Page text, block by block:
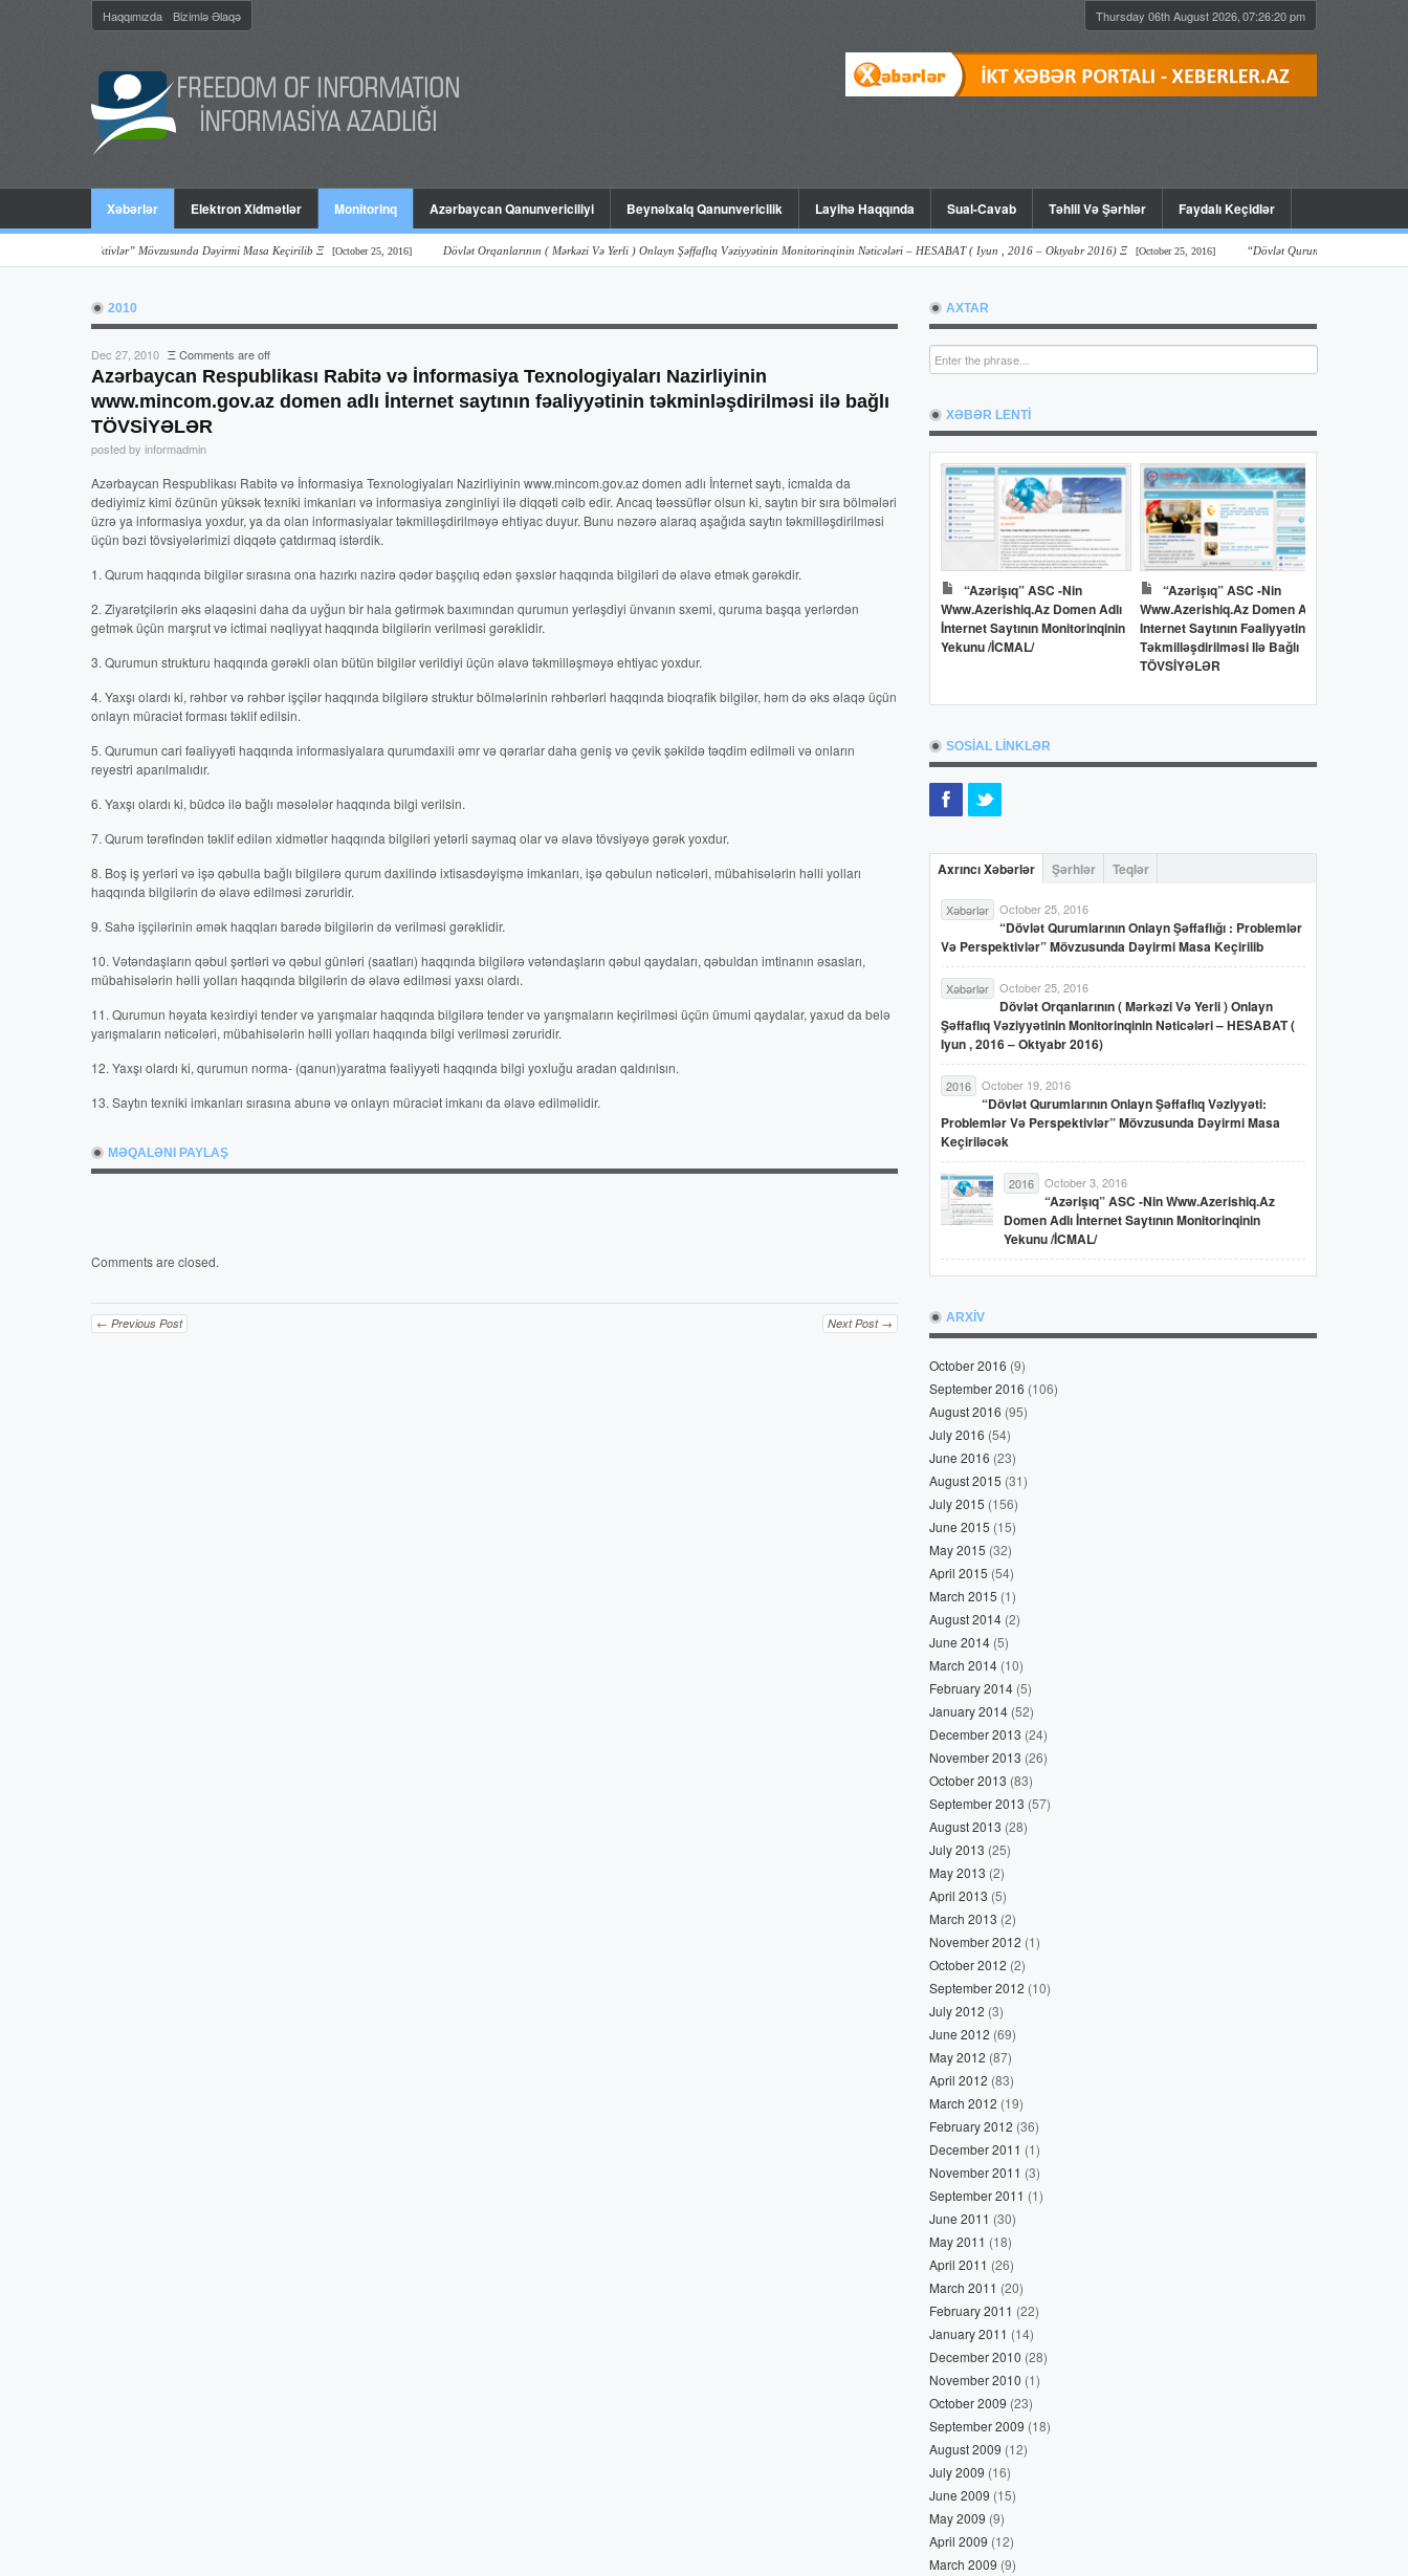
Haqqımızda Bizimlə Əlaqə Thursday 06th August 2026, 07:26:21 pm
Xəbərlər Elektron Xidmətlər Monitorinq Azərbaycan Qanunvericiliyi Beynəlxalq Qanunvericilik Layihə Haqqında Sual-Cavab Təhlil Və Şərhlər Faydalı Keçidlər
Perspektivlər” Mövzusunda Dəyirmi Masa Keçirilib Ξ [October 25, 2016] Dövlət Orqanlarının ( Mərkəzi Və Yerli ) Onlayn Şəffaflıq Vəziyyətinin Monitorinqinin Nəticələri – HESABAT ( Iyun , 2016 – Oktyabr 2016) Ξ [October 25, 2016] “Dövlət Qurumlarının Onlayn Şəffaflıq
2010
Dec 27, 2010 ΞComments are off
Azərbaycan Respublikası Rabitə və İnformasiya Texnologiyaları Nazirliyinin
www.mincom.gov.az domen adlı İnternet saytının fəaliyyətinin təkminləşdirilməsi ilə bağlı
TÖVSİYƏLƏR
posted by informadmin
Azərbaycan Respublikası Rabitə və İnformasiya Texnologiyaları Nazirliyinin www.mincom.gov.az domen adlı İnternet saytı, icmalda da
dediyimiz kimi özünün yüksək texniki imkanları və informasiya zənginliyi ilə diqqəti cəlb edir. Ancaq təəssüflər olsun ki, saytın bir sıra bölmələri
üzrə ya informasiya yoxdur, ya da olan informasiyalar təkmilləşdirilməyə ehtiyac duyur. Bunu nəzərə alaraq aşağıda saytın təkmilləşdirilməsi
üçün bəzi tövsiyələrimizi diqqətə çatdırmaq istərdik.
1. Qurum haqqında bilgilər sırasına ona hazırkı nazirə qədər başçılıq edən şəxslər haqqında bilgiləri də əlavə etmək gərəkdir.
2. Ziyarətçilərin əks əlaqəsini daha da uyğun bir hala gətirmək baxımından qurumun yerləşdiyi ünvanın sxemi, quruma başqa yerlərdən
getmək üçün marşrut və ictimai nəqliyyat haqqında bilgilərin verilməsi gərəklidir.
3. Qurumun strukturu haqqında gərəkli olan bütün bilgilər verildiyi üçün əlavə təkmilləşməyə ehtiyac yoxdur.
4. Yaxşı olardı ki, rəhbər və rəhbər işçilər haqqında bilgilərə struktur bölmələrinin rəhbərləri haqqında bioqrafik bilgilər, həm də əks əlaqə üçün
onlayn müraciət forması təklif edilsin.
5. Qurumun cari fəaliyyəti haqqında informasiyalara qurumdaxili əmr və qərarlar daha geniş və çevik şəkildə təqdim edilməli və onların
reyestri aparılmalıdır.
6. Yaxşı olardı ki, büdcə ilə bağlı məsələlər haqqında bilgi verilsin.
7. Qurum tərəfindən təklif edilən xidmətlər haqqında bilgiləri yetərli saymaq olar və əlavə tövsiyəyə gərək yoxdur.
8. Boş iş yerləri və işə qəbulla bağlı bilgilərə qurum daxilində ixtisasdəyişmə imkanları, işə qəbulun nəticələri, mübahisələrin həlli yolları
haqqında bilgilərin də əlavə edilməsi zəruridir.
9. Sahə işçilərinin əmək haqqları barədə bilgilərin də verilməsi gərəklidir.
10. Vətəndaşların qəbul şərtləri və qəbul günləri (saatları) haqqında bilgilərə vətəndaşların qəbul qaydaları, qəbuldan imtinanın əsasları,
mübahisələrin həlli yolları haqqında bilgilərin də əlavə edilməsi yaxsı olardı.
11. Qurumun həyata keзirdiyi tender və yarışmalar haqqında bilgilərə tender və yarışmaların keçirilməsi üçün ümumi qaydalar, yaxud da belə
yarışmaların nəticələri, mübahisələrin həlli yolları haqqında bilgi verilməsi zəruridir.
12. Yaxşı olardı ki, qurumun norma- (qanun)yaratma fəaliyyəti haqqında bilgi yoxluğu aradan qaldırılsın.
13. Saytın texniki imkanları sırasına abunə və onlayn müraciət imkanı da əlavə edilməlidir.
MƏQALƏNI PAYLAŞ
Comments are closed.
← Previous Post Next Post →
AXTAR
XƏBƏR LENTİ
“Azərişıq” ASC -nin
Www.azerishiq.az Domen Adlı
İnternet Saytının Monitorinqinin
Yekunu /İCMAL/
“Azərişıq” ASC -nin
Www.azerishiq.az Domen Adlı
Internet Saytının Fəaliyyətinin
Təkmilləşdirilməsi Ilə Bağlı
TÖVSİYƏLƏR
SOSİAL LİNKLƏR
Axrıncı Xəbərlər Şərhlər Teqlər
Xəbərlər October 25, 2016
“Dövlət Qurumlarının Onlayn Şəffaflığı : Problemlər
Və Perspektivlər” Mövzusunda Dəyirmi Masa Keçirilib
Xəbərlər October 25, 2016
Dövlət Orqanlarının ( Mərkəzi Və Yerli ) Onlayn
Şəffaflıq Vəziyyətinin Monitorinqinin Nəticələri – HESABAT (
Iyun , 2016 – Oktyabr 2016)
2016 October 19, 2016
“Dövlət Qurumlarının Onlayn Şəffaflıq Vəziyyəti:
Problemlər Və Perspektivlər” Mövzusunda Dəyirmi Masa
Keçiriləcək
2016 October 3, 2016
“Azərişıq” ASC -nin Www.azerishiq.az
Domen Adlı İnternet Saytının Monitorinqinin
Yekunu /İCMAL/
ARXİV
October 2016 (9)
September 2016 (106)
August 2016 (95)
July 2016 (54)
June 2016 (23)
August 2015 (31)
July 2015 (156)
June 2015 (15)
May 2015 (32)
April 2015 (54)
March 2015 (1)
August 2014 (2)
June 2014 (5)
March 2014 (10)
February 2014 (5)
January 2014 (52)
December 2013 (24)
November 2013 (26)
October 2013 (83)
September 2013 (57)
August 2013 (28)
July 2013 (25)
May 2013 (2)
April 2013 (5)
March 2013 (2)
November 2012 (1)
October 2012 (2)
September 2012 (10)
July 2012 (3)
June 2012 (69)
May 2012 (87)
April 2012 (83)
March 2012 (19)
February 2012 (36)
December 2011 (1)
November 2011 (3)
September 2011 (1)
June 2011 (30)
May 2011 (18)
April 2011 (26)
March 2011 (20)
February 2011 (22)
January 2011 (14)
December 2010 (28)
November 2010 (1)
October 2009 (23)
September 2009 (18)
August 2009 (12)
July 2009 (16)
June 2009 (15)
May 2009 (9)
April 2009 (12)
March 2009 (9)